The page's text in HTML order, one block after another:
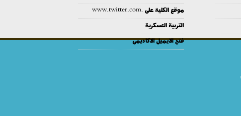
موقع الكلية على .www.twitter.com
التربية العسكرية
فتح الايميل الاكاديمى